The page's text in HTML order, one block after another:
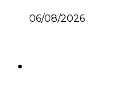
06/08/2026